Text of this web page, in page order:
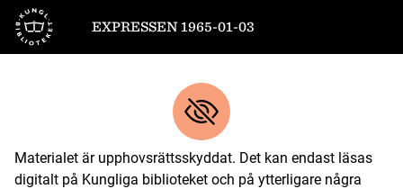
Till startsidan
EXPRESSEN 1965-01-03
Materialet är upphovsrättsskyddat. Det kan endast läsas
digitalt på Kungliga biblioteket och på ytterligare några